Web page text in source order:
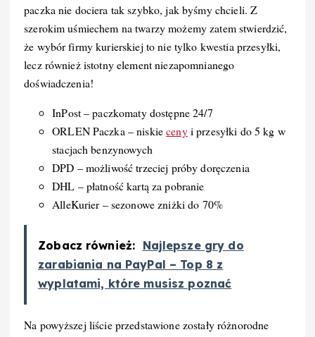
paczka nie dociera tak szybko, jak byśmy chcieli. Z
szerokim uśmiechem na twarzy możemy zatem stwierdzić,
że wybór firmy kurierskiej to nie tylko kwestia przesyłki,
lecz również istotny element niezapomnianego
doświadczenia!
InPost – paczkomaty dostępne 24/7
ORLEN Paczka – niskiecenyi przesyłki do 5 kg w
stacjach benzynowych
DPD – możliwość trzeciej próby doręczenia
DHL – płatność kartą za pobranie
AlleKurier – sezonowe zniżki do 70%
Zobacz również: Najlepsze gry do
zarabiania na PayPal – Top 8 z
wyplatami, które musisz poznać
Na powyższej liście przedstawione zostały różnorodne